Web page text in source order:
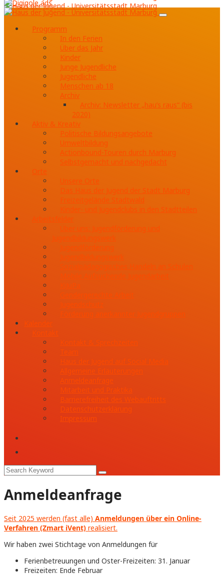
Programm
In den Ferien
Über das Jahr
Kinder
Junge Jugendliche
Jugendliche
Menschen ab 18
Archiv
Archiv: Newsletter „hau’s raus“ (bis
2020)
Aktiv & Kreativ
Politische Bildungsangebote
Umweltbildung
Actionbound-Touren durch Marburg
Selbstgemacht und nachgedacht
Orte
Unsere Orte
Das Haus der Jugend der Stadt Marburg
Freizeitgelände Stadtwald
Kinder- und Jugendclubs in den Stadtteilen
Arbeitsfelder
Über uns: Jugendförderung und
Jugendbildungswerk
Jugendförderung
Jugendbildungswerk
Sozialpädagogisches Handeln an Schulen
Mobile Aufsuchende Jugendarbeit
KiJuPa
Gendergerechte Arbeit
Jugendschutz
Förderung anerkannter Jugendgruppen
Kalender
Kontakt
Kontakt & Sprechzeiten
Team
Haus der Jugend auf Social Media
Allgemeine Erläuterungen
Anmeldeanfrage
Mitarbeit und Praktika
Barrierefreiheit des Webauftritts
Datenschutzerklärung
Impressum
Anmeldeanfrage
Seit 2025 werden (fast alle) Anmeldungen über ein Online-
Verfahren (Zmart iVent) realisiert.
Wir haben zwei Stichtage von Anmeldungen für
Ferienbetreuungen und Oster-Freizeiten: 31. Januar
Freizeiten: Ende Februar